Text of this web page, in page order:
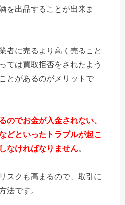
を出品することが出来ま
者に売るより高く売ること
ては買取拒否をされたよう
とがあるのがメリットで
のでお金が入金されない、
どといったトラブルが起こ
なければなりません。
スクも高まるので、取引に
法です。